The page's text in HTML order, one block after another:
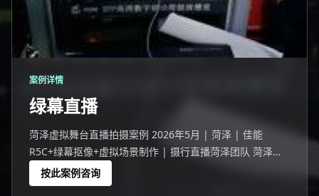
案例详情
绿幕直播
菏泽虚拟舞台直播拍摄案例 2026年5月 | 菏泽 | 佳能
R5C+绿幕抠像+虚拟场景制作 | 摄行直播菏泽团队 菏泽一
家企业选择绿幕直播代替传统实景直播。
按此案例咨询